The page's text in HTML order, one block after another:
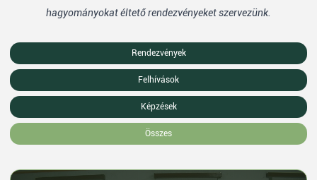
hagyományokat éltető rendezvényeket szervezünk.
Rendezvények
Felhívások
Képzések
Összes